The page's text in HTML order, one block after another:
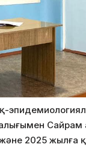
2025 жылға